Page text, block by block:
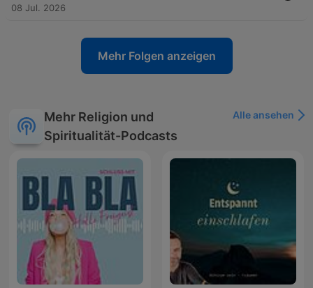
08 Jul. 2026
Mehr Folgen anzeigen
Mehr Religion und
Spiritualität-Podcasts
Alle ansehen